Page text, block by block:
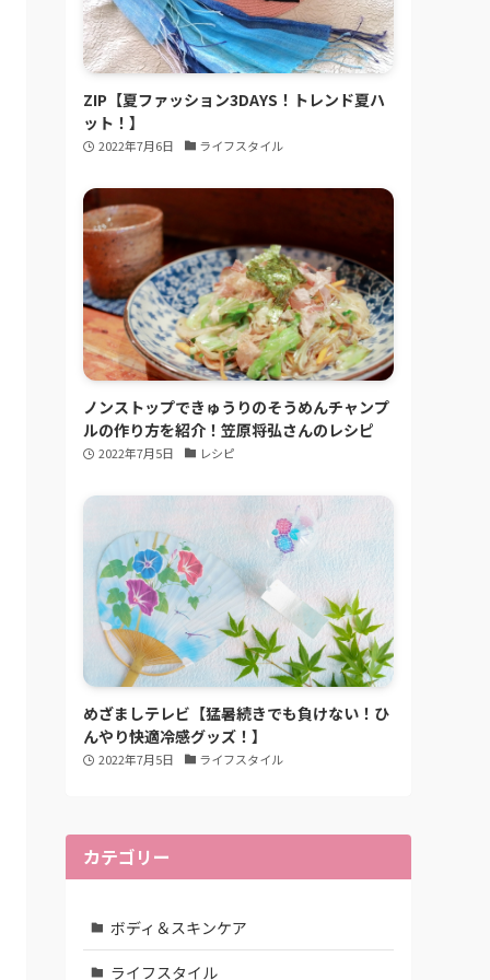
ZIP【夏ファッション3DAYS！トレンド夏ハ
ット！】
2022年7月6日 ライフスタイル
ノンストップできゅうりのそうめんチャンプ
ルの作り方を紹介！笠原将弘さんのレシピ
2022年7月5日 レシピ
めざましテレビ【猛暑続きでも負けない！ひ
んやり快適冷感グッズ！】
2022年7月5日 ライフスタイル
カテゴリー
ボディ＆スキンケア
ライフスタイル